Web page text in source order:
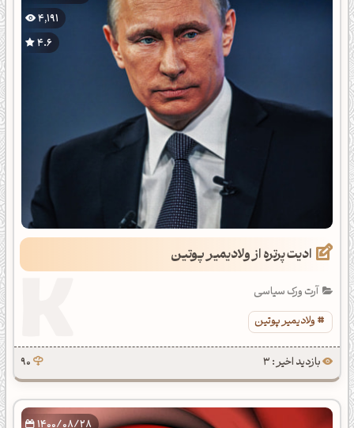
4,191
4.6
ادیت پرتره از ولادیمیر پوتین
آرت ورک سیاسی
ولادیمیر پوتین
بازدید اخیر : 3 90